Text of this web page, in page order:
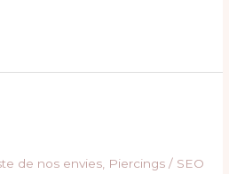
de nos envies Piercings / SEO